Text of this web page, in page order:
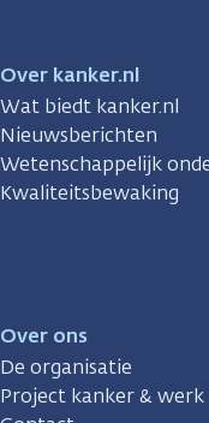
Over kanker.nl
Wat biedt kanker.nl
Nieuwsberichten
Wetenschappelijk
Kwaliteitsbewaking
Over ons
De organisatie
Project kanker & werk